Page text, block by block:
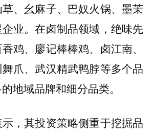
、幺麻子、巴奴火锅、墨茉
业。在卤制品领域，绝味先
鸡、廖记棒棒鸡、卤江南、
爪、武汉精武鸭脖等多个品
地域品牌和细分品类。
，其投资策略侧重于挖掘品